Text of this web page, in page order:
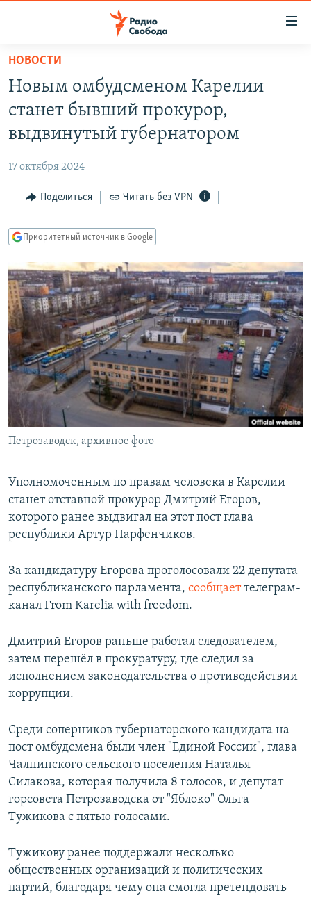
упрощенного
доступа
основному
Вернутся
Вернутся
поиску
ПОДКАСТЫ
АВТОРСКИЕ ПРОЕКТЫ
МНЕНИЯ
КУЛЬТУРА
КАВКАЗ.РЕАЛИИ
СЕВЕР.РЕАЛИИ
СИБИРЬ.РЕАЛИИ
РАСПИСАНИЕ ВЕЩАНИЯ
ПОДПИШИТЕСЬ НА РАССЫЛКУ
СОЦИАЛЬНЫЕ СЕТИ
Все сайты РСЕ/РС
НОВОСТИ
Новым омбудсменом Карелии
станет бывший прокурор,
выдвинутый губернатором
17 октября 2024
Поделиться Читать без VPN
Приоритетный источник в Google
Петрозаводск, архивное фото
Уполномоченным по правам человека в Карелии
станет отставной прокурор Дмитрий Егоров,
которого ранее выдвигал на этот пост глава
республики Артур Парфенчиков.
За кандидатуру Егорова проголосовали 22 депутата
республиканского парламента, сообщаеттелеграм-
канал From Karelia with freedom.
Дмитрий Егоров раньше работал следователем,
затем перешёл в прокуратуру, где следил за
исполнением законодательства о противодействии
коррупции.
Среди соперников губернаторского кандидата на
пост омбудсмена были член "Единой России", глава
Чалнинского сельского поселения Наталья
Силакова, которая получила 8 голосов, и депутат
горсовета Петрозаводска от "Яблоко" Ольга
Тужикова с пятью голосами.
Тужикову ранее поддержали несколько
общественных организаций и политических
партий, благодаря чему она смогла претендовать